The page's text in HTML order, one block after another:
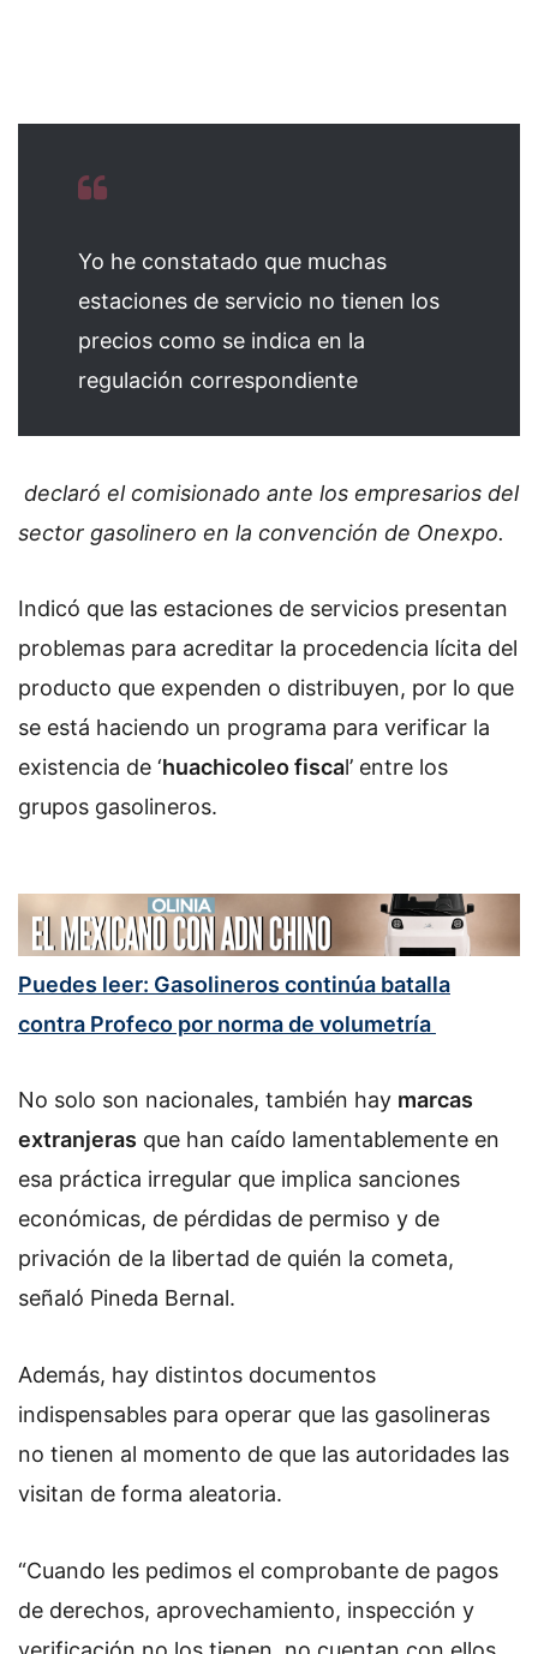
Yo he constatado que muchas
estaciones de servicio no tienen los
precios como se indica en la
regulación correspondiente
declaró el comisionado ante los empresarios del
sector gasolinero en la convención de Onexpo.
Indicó que las estaciones de servicios presentan
problemas para acreditar la procedencia lícita del
producto que expenden o distribuyen, por lo que
se está haciendo un programa para verificar la
existencia de ‘huachicoleo fiscal’ entre los
grupos gasolineros.
Puedes leer: Gasolineros continúa batalla
contra Profeco por norma de volumetría
No solo son nacionales, también hay marcas
extranjeras que han caído lamentablemente en
esa práctica irregular que implica sanciones
económicas, de pérdidas de permiso y de
privación de la libertad de quién la cometa,
señaló Pineda Bernal.
Además, hay distintos documentos
indispensables para operar que las gasolineras
no tienen al momento de que las autoridades las
visitan de forma aleatoria.
“Cuando les pedimos el comprobante de pagos
de derechos, aprovechamiento, inspección y